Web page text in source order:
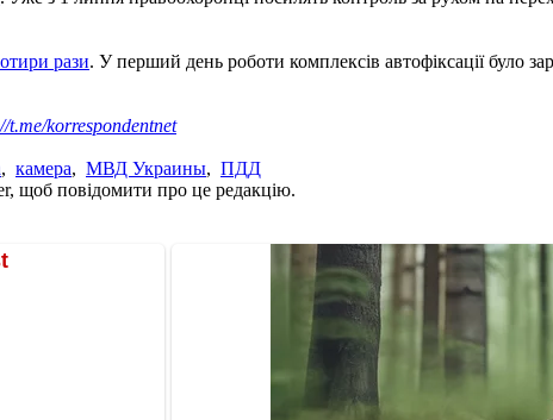
рази. У перший день роботи комплексів автофіксації було
t.me/korrespondentnet
, камера, МВД Украины, ПДД
щоб повідомити про це редакцію.